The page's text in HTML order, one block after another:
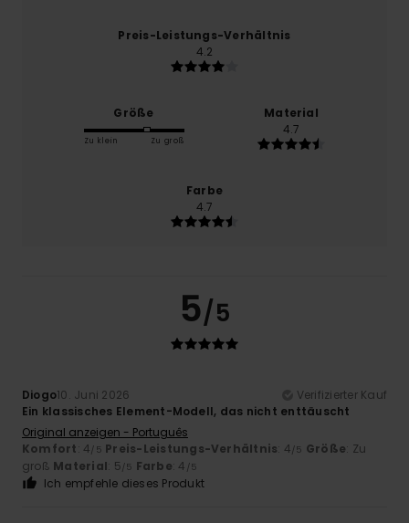
Preis-Leistungs-Verhältnis
4.2
Größe
Zu klein Zu groß
Material
4.7
Farbe
4.7
5/5
Diogo10. Juni 2026
Verifizierter Kauf
Ein klassisches Element-Modell, das nicht enttäuscht
Original anzeigen - Português
Komfort: 4/5 Preis-Leistungs-Verhältnis: 4/5 Größe: Zu
groß Material: 5/5 Farbe: 4 /5
Ich empfehle dieses Produkt